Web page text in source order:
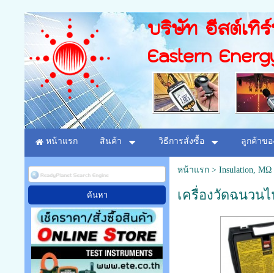
บริษัท อีสต์เทิ
Eastern
หน้าแรก สินค้า วิธีการสั่งซื้อ ลูกค้าขอ
หน้าแรก> Insulation, MΩ
เครื่องวัดฉนวนไ